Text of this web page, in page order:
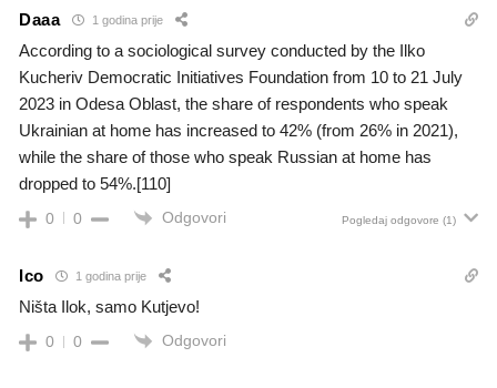
Daaa 1 godina prije
According to a sociological survey conducted by the Ilko
Kucheriv Democratic Initiatives Foundation from 10 to 21 July
2023 in Odesa Oblast, the share of respondents who speak
Ukrainian at home has increased to 42% (from 26% in 2021),
while the share of those who speak Russian at home has
dropped to 54%.[110]
0 0 Odgovori Pogledaj odgovore (1)
Ico 1 godina prije
Ništa Ilok, samo Kutjevo!
0 0 Odgovori